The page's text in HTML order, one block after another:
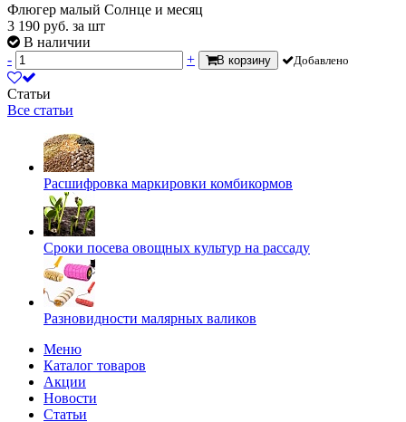
Флюгер малый Солнце и месяц
3 190 руб. за шт
В наличии
-
+ В корзину Добавлено
Статьи
Все статьи
Расшифровка маркировки комбикормов
Сроки посева овощных культур на рассаду
Разновидности малярных валиков
Меню
Каталог товаров
Акции
Новости
Статьи